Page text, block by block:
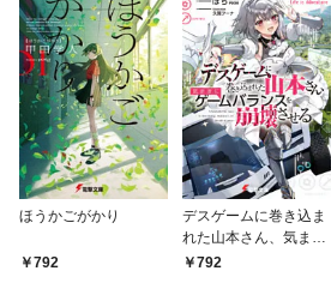
ほうかごがかり
792
デスゲームに巻き込ま
れた山本さん、気まま
にゲームバランスを崩
792